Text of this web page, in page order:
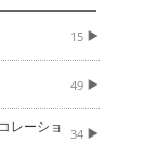
15
49
レーショ 34